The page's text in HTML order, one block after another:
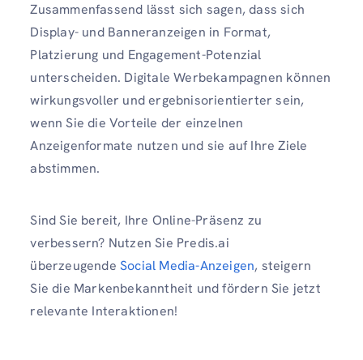
Zusammenfassend lässt sich sagen, dass sich
Display- und Banneranzeigen in Format,
Platzierung und Engagement-Potenzial
unterscheiden. Digitale Werbekampagnen können
wirkungsvoller und ergebnisorientierter sein,
wenn Sie die Vorteile der einzelnen
Anzeigenformate nutzen und sie auf Ihre Ziele
abstimmen.
Sind Sie bereit, Ihre Online-Präsenz zu
verbessern? Nutzen Sie Predis.ai
überzeugende Social Media-Anzeigen, steigern
Sie die Markenbekanntheit und fördern Sie jetzt
relevante Interaktionen!